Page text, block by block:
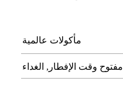
مأكولات عالمية
مفتوح وقت الإفطار, الغداء